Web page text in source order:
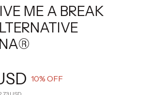
ME A BREAK
10% OFF